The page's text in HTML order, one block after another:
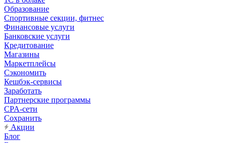
Образование
Спортивные секции, фитнес
Финансовые услуги
Банковские услуги
Кредитование
Магазины
Маркетплейсы
Сэкономить
Кешбэк-сервисы
Заработать
Партнерские программы
CPA-сети
Сохранить
Акции
Блог